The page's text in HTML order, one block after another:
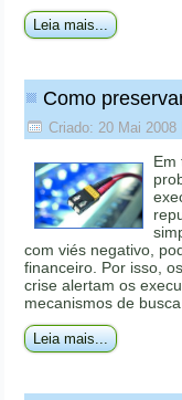
Leia mais...
Como
Criado: 20 Mai 2008
Em
com viés negativo,
financeiro. Por isso,
crise alertam os
mecanismos de
Leia mais...